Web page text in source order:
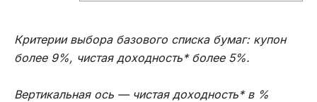
Критерии выбора базового списка бумаг: купон
более 9%, чистая доходность* более 5%.
Вертикальная ось — чистая доходность* в %